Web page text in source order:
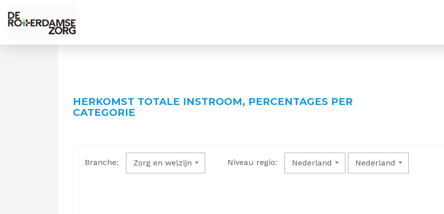
HERKOMST TOTALE INSTROOM, PERCENTAGES PER
CATEGORIE